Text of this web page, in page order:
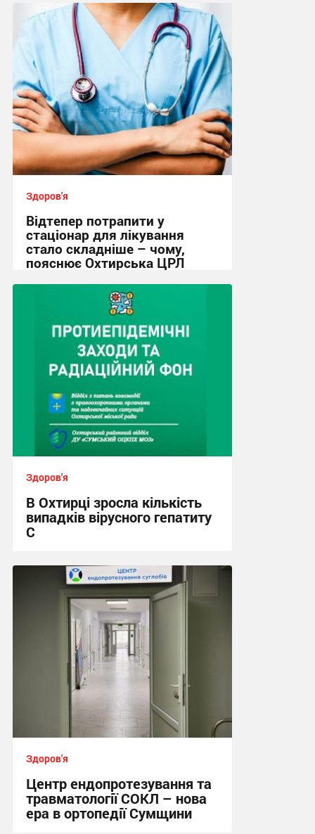
Здоров'я
Відтепер потрапити у
стаціонар для лікування
стало складніше – чому,
пояснює Охтирська ЦРЛ
Здоров'я
В Охтирці зросла кількість
випадків вірусного гепатиту
С
17:49, 29.07.2026
Здоров'я
Центр ендопротезування та
травматології СОКЛ – нова
ера в ортопедії Сумщини